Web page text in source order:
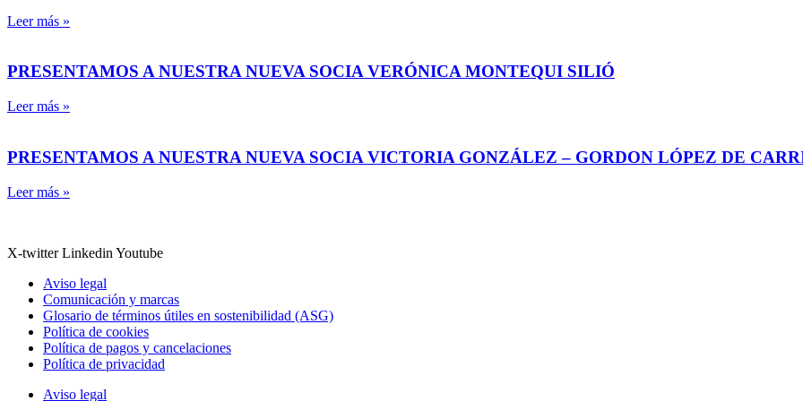
Leer más »
PRESENTAMOS A NUESTRA NUEVA SOCIA VERÓNICA MONTEQUI SILIÓ
Leer más »
PRESENTAMOS A NUESTRA NUEVA SOCIA VICTORIA GONZÁLEZ – GORDON LÓPEZ DE
Leer más »
X-twitter Linkedin Youtube
Aviso legal
Comunicación y marcas
Glosario de términos útiles en sostenibilidad (ASG)
Política de cookies
Política de pagos y cancelaciones
Política de privacidad
Aviso legal